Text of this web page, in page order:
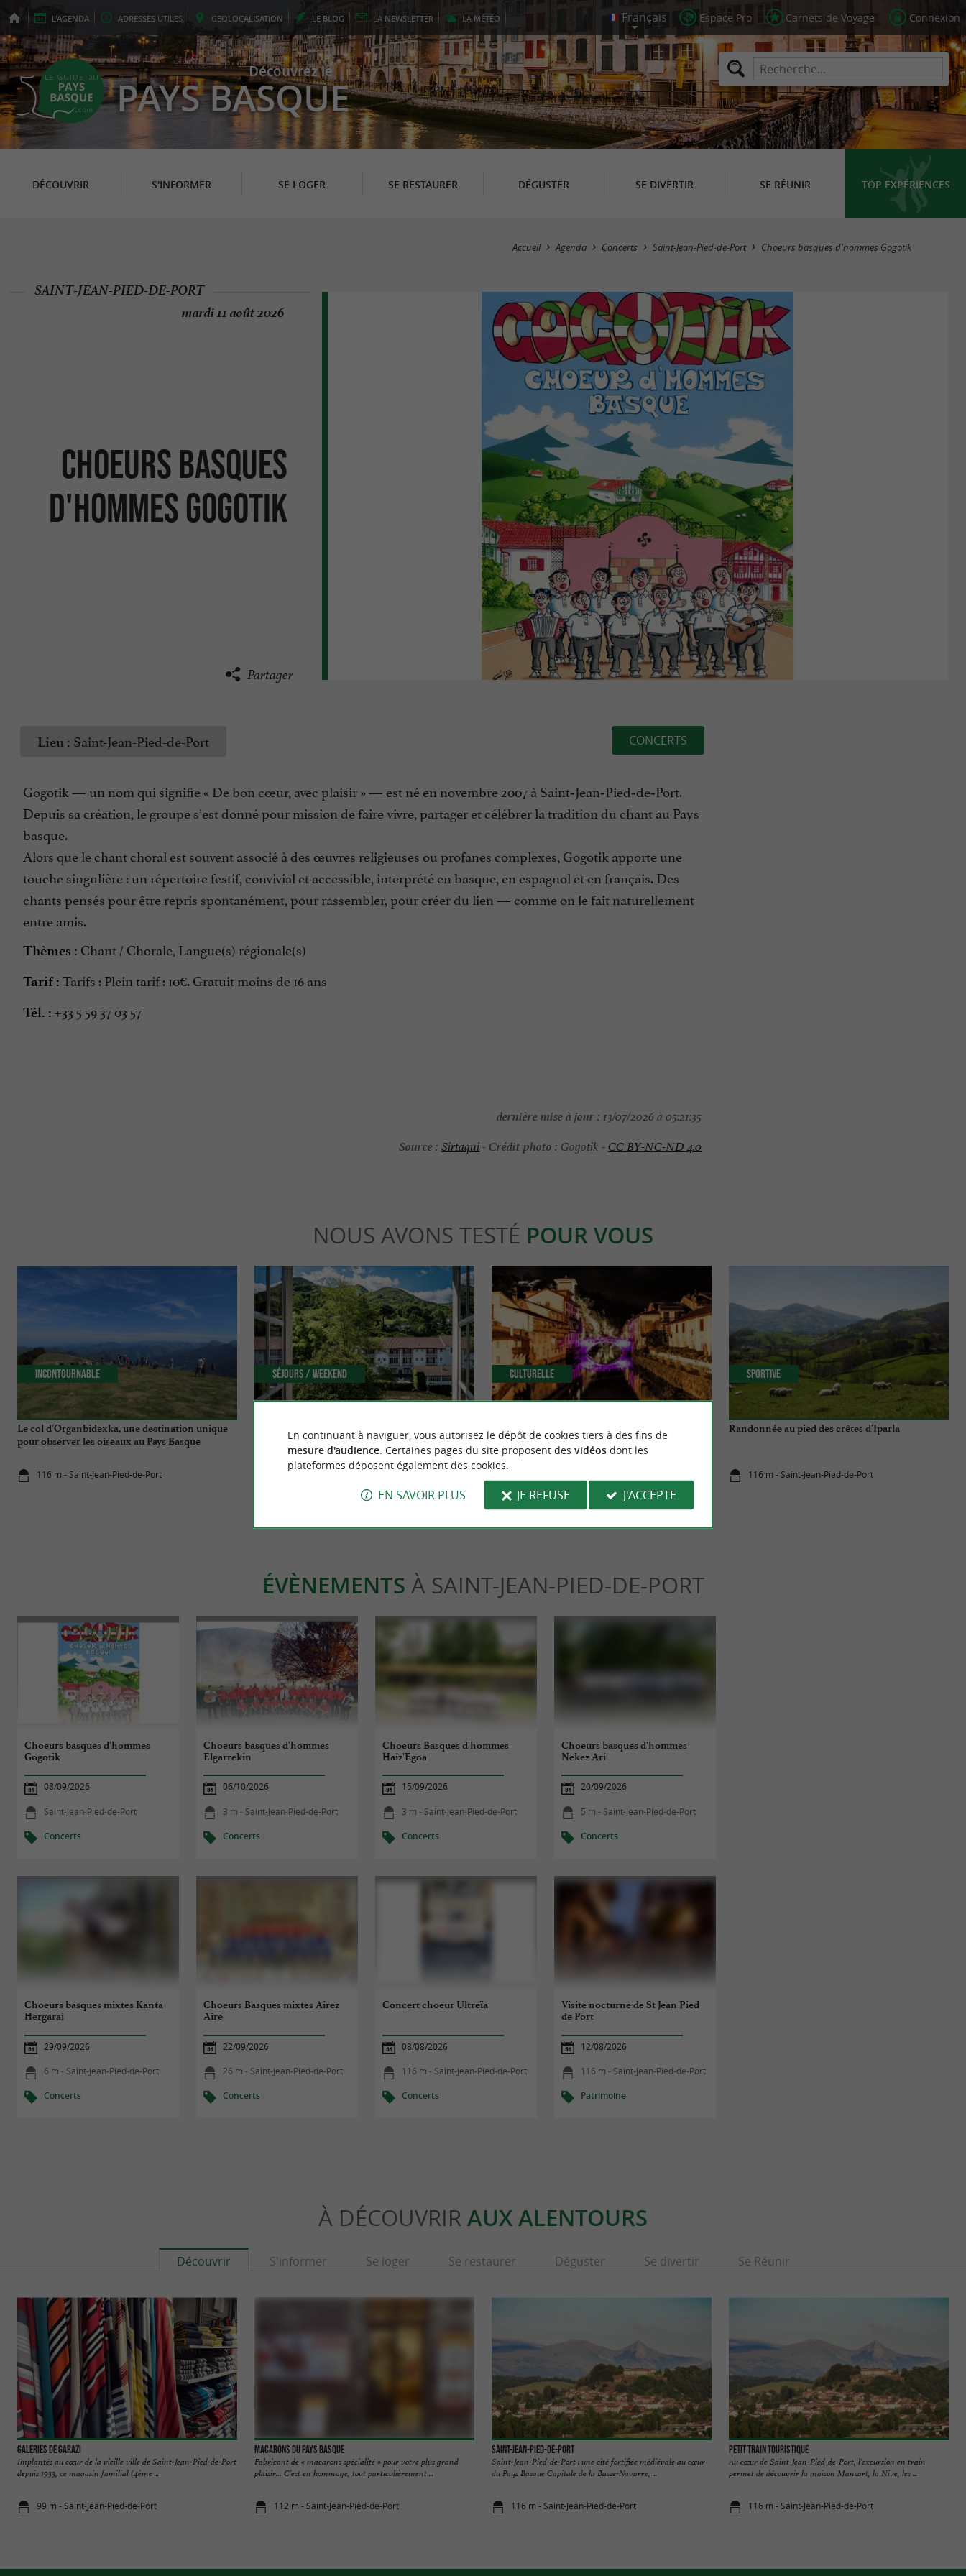
L'AGENDA ADRESSES UTILES GEOLOCALISATION LE BLOG LA NEWSLETTER LA MÉTÉO Espace Pro Carnets de Voyage Connexion
Découvrez le
PAYS BASQUE
DÉCOUVRIR S'INFORMER SE LOGER SE RESTAURER DÉGUSTER SE DIVERTIR SE RÉUNIR TOP EXPÉRIENCES
Accueil Agenda Concerts Saint-Jean-Pied-de-Port Choeurs basques d'hommes Gogotik
Choeurs basques
d'hommes Gogotik
SAINT-JEAN-PIED-DE-PORT
mardi 11 août 2026
Partager
Lieu : Saint-Jean-Pied-de-Port CONCERTS
Gogotik — un nom qui signifie « De bon cœur, avec plaisir » — est né en novembre 2007 à Saint‑Jean‑Pied‑de‑Port.
Depuis sa création, le groupe s’est donné pour mission de faire vivre, partager et célébrer la tradition du chant au Pays
basque.
Alors que le chant choral est souvent associé à des œuvres religieuses ou profanes complexes, Gogotik apporte une
touche singulière : un répertoire festif, convivial et accessible, interprété en basque, en espagnol et en français. Des
chants pensés pour être repris spontanément, pour rassembler, pour créer du lien — comme on le fait naturellement
entre amis.
Thèmes : Chant / Chorale, Langue(s) régionale(s)
Tarif : Tarifs : Plein tarif : 10€. Gratuit moins de 16 ans
Tél. : +33 5 59 37 03 57
dernière mise à jour : 13/07/2026 à 05:21:35
Source : Sirtaqui-Crédit photo : Gogotik -CC BY-NC-ND 4.0
NOUS AVONS TESTÉ POUR VOUS
Le col d'Organbidexka, une destination unique
pour observer les oiseaux au Pays Basque
116 m - Saint-Jean-Pied-de-Port
Incontournable
10 villages du pays Basque Intérieur qui vont vous
laisser sans voix !
116 m - Saint-Jean-Pied-de-Port
Séjours / Weekend
Visite Nocturne de Saint-Jean-Pied-De-Port
Culturelle
Randonnée au pied des crêtes d'Iparla
116 m - Saint-Jean-Pied-de-Port
Sportive
ÉVÈNEMENTS À SAINT-JEAN-PIED-DE-PORT
Choeurs basques d'hommes
Gogotik
08/09/2026
Saint-Jean-Pied-de-Port
Concerts
Choeurs basques d'hommes
Elgarrekin
06/10/2026
3 m - Saint-Jean-Pied-de-Port
Concerts
Choeurs Basques d'hommes
Haiz'Egoa
15/09/2026
3 m - Saint-Jean-Pied-de-Port
Concerts
Choeurs basques d'hommes
Nekez Ari
20/09/2026
5 m - Saint-Jean-Pied-de-Port
Concerts
Choeurs basques mixtes Kanta
Hergarai
29/09/2026
6 m - Saint-Jean-Pied-de-Port
Concerts
Choeurs Basques mixtes Airez
Aire
22/09/2026
26 m - Saint-Jean-Pied-de-Port
Concerts
Concert choeur Ultreïa
08/08/2026
116 m - Saint-Jean-Pied-de-Port
Concerts
Visite nocturne de St Jean Pied
de Port
12/08/2026
116 m - Saint-Jean-Pied-de-Port
Patrimoine
À DÉCOUVRIR AUX ALENTOURS
Découvrir S'informer Se loger Se restaurer Déguster Se divertir Se Réunir
Galeries de Garazi
Implantés au cœur de la vieille ville de Saint-Jean-Pied-de-Port
depuis 1933, ce magasin familial (4ème ...
99 m - Saint-Jean-Pied-de-Port
Macarons du Pays Basque
Fabricant de « macarons spécialité » pour votre plus grand
plaisir… C’est en hommage, tout particulièrement ...
112 m - Saint-Jean-Pied-de-Port
Saint-Jean-Pied-de-Port
Saint-Jean-Pied-de-Port : une cité fortifiée médiévale au cœur
du Pays Basque Capitale de la Basse-Navarre, ...
116 m - Saint-Jean-Pied-de-Port
Petit Train Touristique
Au cœur de Saint-Jean-Pied-de-Port, l'excursion en train
permet de découvrir la maison Mansart, la Nive, les ...
116 m - Saint-Jean-Pied-de-Port
En continuant à naviguer, vous autorisez le dépôt de cookies tiers à des fins de
mesure d'audience. Certaines pages du site proposent des vidéosdont les
plateformes déposent également des cookies.
EN SAVOIR PLUS JE REFUSE J'ACCEPTE